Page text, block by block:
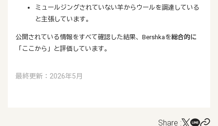
ミュールジングされていない羊からウールを調達している
と主張しています。
公開されている情報をすべて確認した結果、Bershkaを総合的に
「ここから」と評価しています。
最終更新：2026年5月
Share :